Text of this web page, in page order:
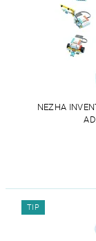
NEZHA
TIP